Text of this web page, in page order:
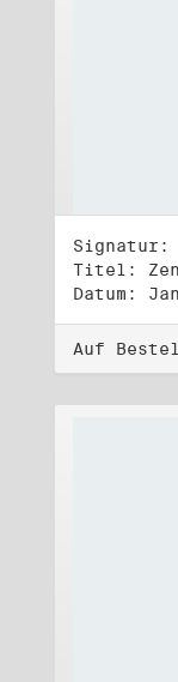
Signatur:
Titel:
Datum:
Auf